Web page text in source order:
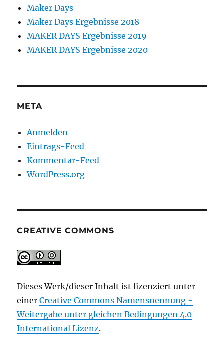
Maker Days
Maker Days Ergebnisse 2018
MAKER DAYS Ergebnisse 2019
MAKER DAYS Ergebnisse 2020
META
Anmelden
Eintrags-Feed
Kommentar-Feed
WordPress.org
CREATIVE COMMONS
Dieses Werk/dieser Inhalt ist lizenziert unter
einerCreative Commons Namensnennung -
Weitergabe unter gleichen Bedingungen 4.0
International Lizenz.